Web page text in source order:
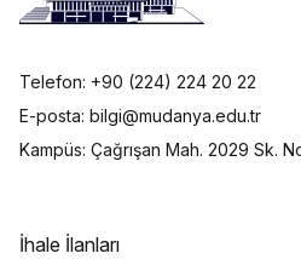
Telefon: +90 (224) 224 20 22
E-posta: bilgi@mudanya.edu.tr
Kampüs: Çağrışan Mah. 2029 Sk.
İhale İlanları